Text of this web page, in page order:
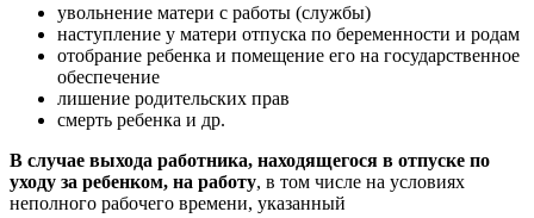
увольнение матери с работы (службы)
наступление у матери отпуска по беременности и родам
отобрание ребенка и помещение его на государственное
обеспечение
лишение родительских прав
смерть ребенка и др.
В случае выхода работника, находящегося в отпуске по
уходу за ребенком, на работу, в том числе на условиях
неполного рабочего времени, указанный